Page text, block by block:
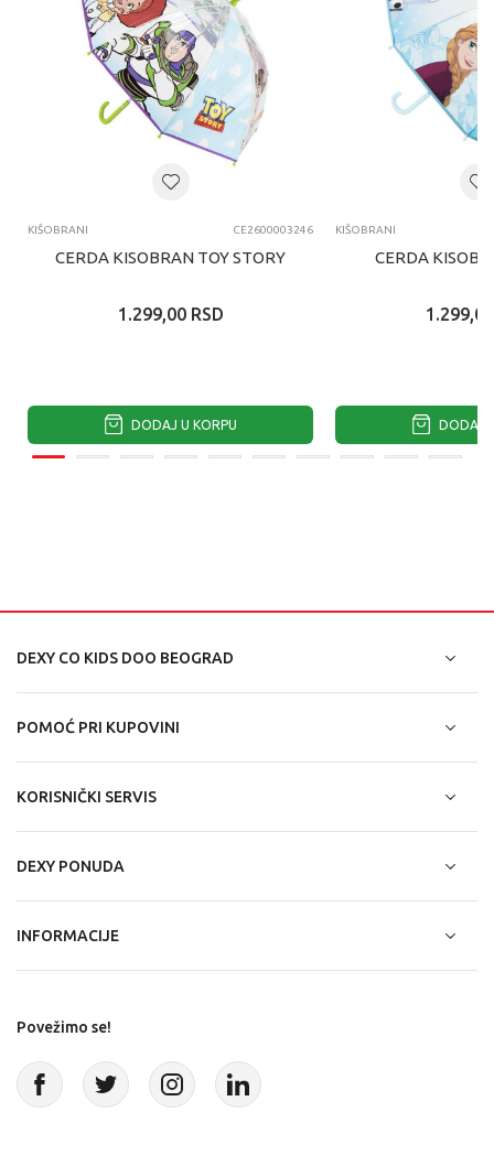
KIŠOBRANI CE2600003246
CERDA KISOBRAN TOY STORY
1.299,00 RSD
DODAJ U KORPU
KIŠOBRANI
CERDA
1.299,00
DODAJ
DEXY CO KIDS DOO BEOGRAD
POMOĆ PRI KUPOVINI
KORISNIČKI SERVIS
DEXY PONUDA
INFORMACIJE
Povežimo se!